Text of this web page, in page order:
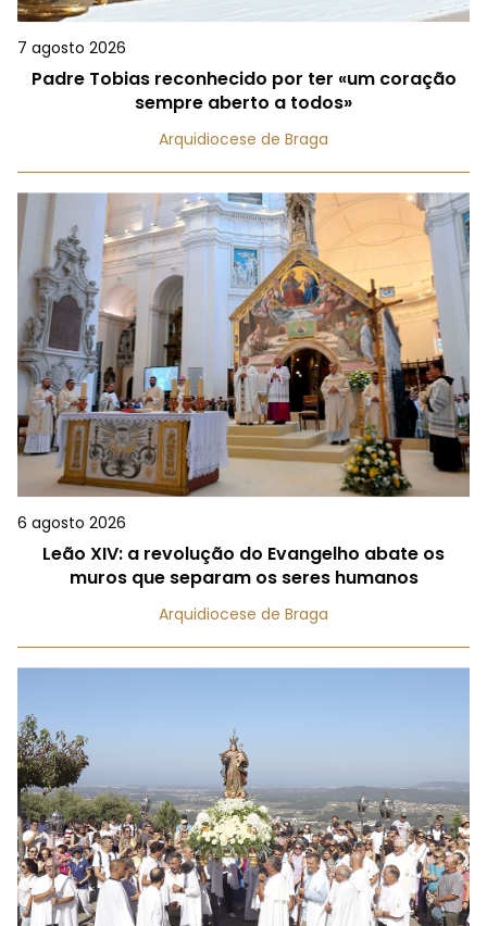
7 agosto 2026
Padre Tobias reconhecido por ter «um coração
sempre aberto a todos»
Arquidiocese de Braga
6 agosto 2026
Leão XIV: a revolução do Evangelho abate os
muros que separam os seres humanos
Arquidiocese de Braga